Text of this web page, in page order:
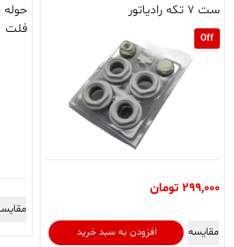
ست ۷ تکه رادیاتور
Off
299,000 تومان
افزودن به سبد خرید مقایسه
فلت